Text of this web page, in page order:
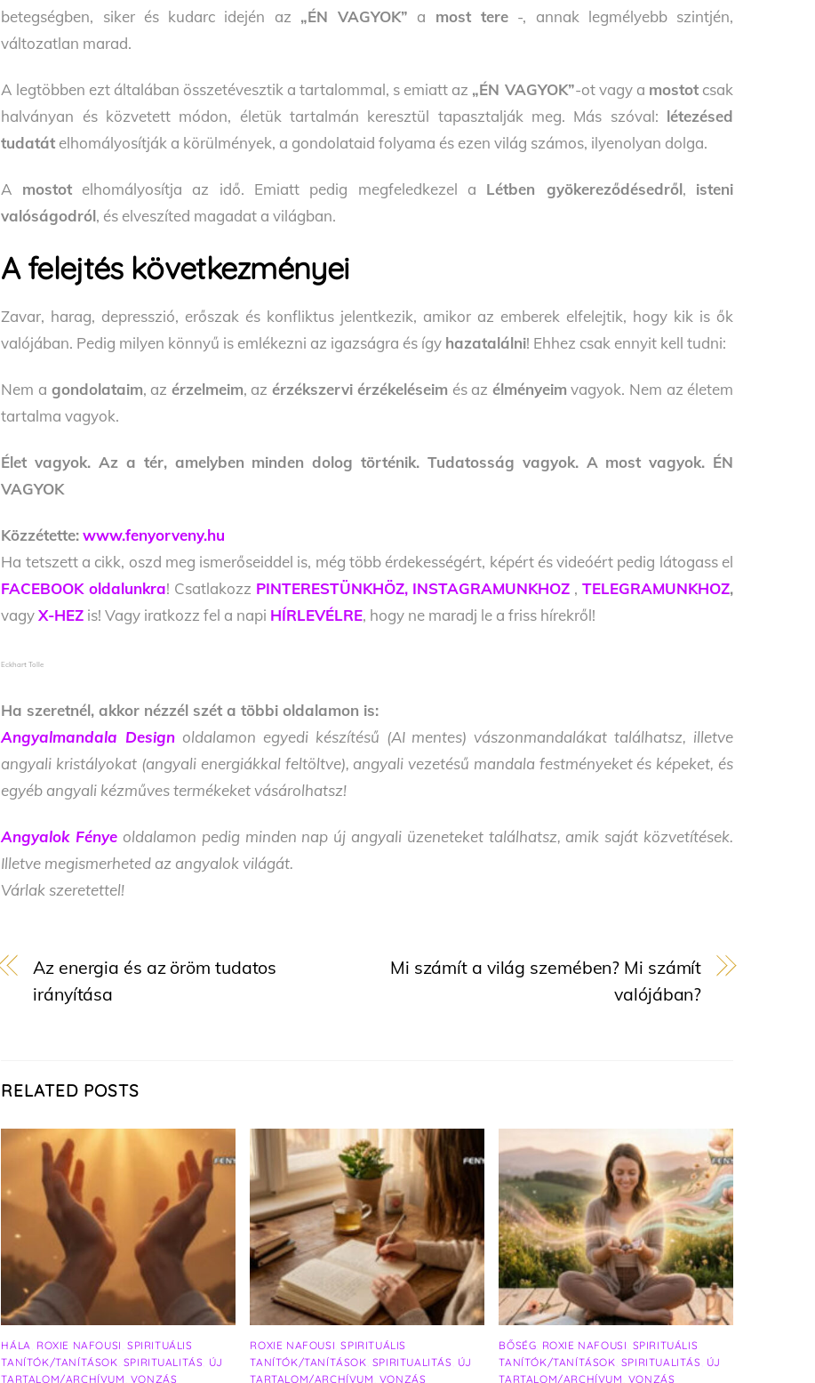
betegségben, siker és kudarc idején az „ÉN VAGYOK” a most tere -, annak legmélyebb szintjén,
változatlan marad.
A legtöbben ezt általában összetévesztik a tartalommal, s emiatt az „ÉN VAGYOK”-ot vagy a mostotcsak
halványan és közvetett módon, életük tartalmán keresztül tapasztalják meg. Más szóval: létezésed
tudatát elhomályosítják a körülmények, a gondolataid folyama és ezen világ számos, ilyenolyan dolga.
A mostotelhomályosítja az idő. Emiatt pedig megfeledkezel a Létben gyökereződésedről, isteni
valóságodról, és elveszíted magadat a világban.
A felejtés következményei
Zavar, harag, depresszió, erőszak és konfliktus jelentkezik, amikor az emberek elfelejtik, hogy kik is ők
valójában. Pedig milyen könnyű is emlékezni az igazságra és így hazatalálni! Ehhez csak ennyit kell tudni:
Nem a gondolataim, az érzelmeim, az érzékszervi érzékeléseim és az élményeim vagyok. Nem az életem
tartalma vagyok.
Élet vagyok. Az a tér, amelyben minden dolog történik. Tudatosság vagyok. A most vagyok. ÉN
VAGYOK
Közzétette: www.fenyorveny.hu
Ha tetszett a cikk, oszd meg ismerőseiddel is, még több érdekességért, képért és videóért pedig látogass el
FACEBOOK oldalunkra! Csatlakozz PINTERESTÜNKHÖZ, INSTAGRAMUNKHOZ , TELEGRAMUNKHOZ,
vagyX-HEZ is! Vagy iratkozz fel a napi HÍRLEVÉLRE, hogy ne maradj le a friss hírekről!
Eckhart Tolle
Ha szeretnél, akkor nézzél szét a többi oldalamon is:
Angyalmandala Design oldalamon egyedi készítésű (AI mentes) vászonmandalákat találhatsz, illetve
angyali kristályokat (angyali energiákkal feltöltve), angyali vezetésű mandala festményeket és képeket, és
egyéb angyali kézműves termékeket vásárolhatsz!
Angyalok Fénye oldalamon pedig minden nap új angyali üzeneteket találhatsz, amik saját közvetítések.
Illetve megismerheted az angyalok világát.
Várlak szeretettel!
Az energia és az öröm tudatos
irányítása
Mi számít a világ szemében? Mi számít
valójában?
RELATED POSTS
HÁLA ROXIE NAFOUSI SPIRITUÁLIS
TANÍTÓK/TANÍTÁSOK SPIRITUALITÁS ÚJ
TARTALOM/ARCHÍVUM VONZÁS
ROXIE NAFOUSI ,SPIRITUÁLIS
TANÍTÓK/TANÍTÁSOK SPIRITUALITÁS ÚJ
TARTALOM/ARCHÍVUM VONZÁS
BŐSÉG ROXIE NAFOUSI SPIRITUÁLIS
TANÍTÓK/TANÍTÁSOK SPIRITUALITÁS ÚJ
TARTALOM/ARCHÍVUM VONZÁS